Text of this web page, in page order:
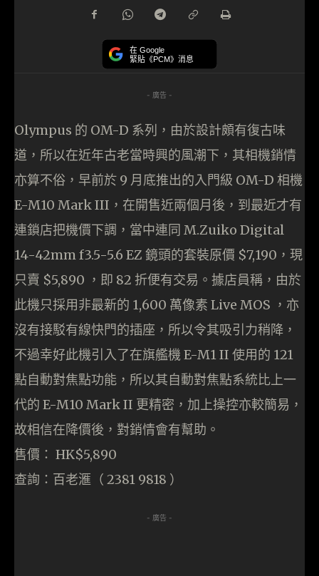
在 Google
緊貼《PCM》消息
- 廣告 -
Olympus 的 OM-D 系列，由於設計頗有復古味
道，所以在近年古老當時興的風潮下，其相機銷情
亦算不俗，早前於 9 月底推出的入門級 OM-D 相機
E-M10 Mark III，在開售近兩個月後，到最近才有
連鎖店把機價下調，當中連同 M.Zuiko Digital
14-42mm f3.5-5.6 EZ 鏡頭的套裝原價 $7,190，現
只賣 $5,890 ，即 82 折便有交易。據店員稱，由於
此機只採用非最新的 1,600 萬像素 Live MOS ，亦
沒有接駁有線快門的插座，所以令其吸引力稍降，
不過幸好此機引入了在旗艦機 E-M1 II 使用的 121
點自動對焦點功能，所以其自動對焦點系統比上一
代的 E-M10 Mark II 更精密，加上操控亦較簡易，
故相信在降價後，對銷情會有幫助。
售價： HK$5,890
查詢：百老滙（ 2381 9818 ）
- 廣告 -